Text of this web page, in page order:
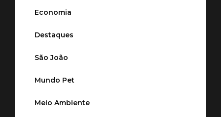
Economia
Destaques
São João
Mundo Pet
Meio Ambiente